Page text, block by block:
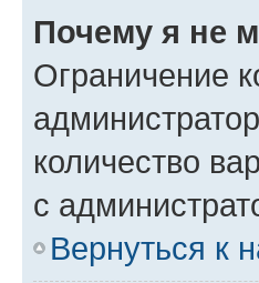
Почему я не
Ограничение
количество
с
Вернуться к